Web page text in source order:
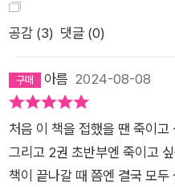
야기가 끝나고 모든 단서가 조
여 이를 지켜보던 독자들은 자
든 감동으로 뜨거워진 눈가를
책을 읽기 전으로 돌아가는 것
계를 건너믿음과 선의로 마주
의 작품 세계는 한편으로는 십
는 애틋한 이야기와, 다른 한편
로 파고드는 강렬하고 서늘한
공감 (3) 댓글 (0)
아름 2024-08-08
처음 이 책을 접했을 땐 죽이고
그리고 2권 초반부엔 죽이고
책이 끝나갈 때 쯤엔 결국 모